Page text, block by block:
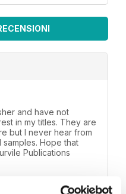
and have not
in my titles. They are
but I never hear from
Hope that
Publications